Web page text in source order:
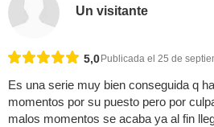
Un visitante
5,0Publicada el 25 de
Es una serie muy bien conseguida q
momentos por su puesto pero por
malos momentos se acaba ya al fin